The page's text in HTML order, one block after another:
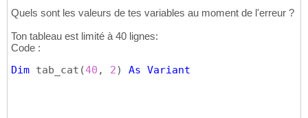
23
24
25
26
28
        tab_cat
(tab_ligne,
End
If
Quels sont les valeurs de tes variables au moment de l'erreur ?
Ton tableau est limité à 40 lignes:
Code :
Dim tab_cat (40 , 2) As Variant